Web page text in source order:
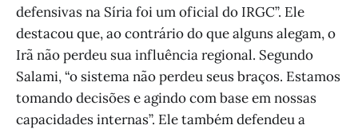
defensivas na Síria foi um oficial do IRGC”. Ele
destacou que, ao contrário do que alguns alegam, o
Irã não perdeu sua influência regional. Segundo
Salami, “o sistema não perdeu seus braços. Estamos
tomando decisões e agindo com base em nossas
capacidades internas”. Ele também defendeu a